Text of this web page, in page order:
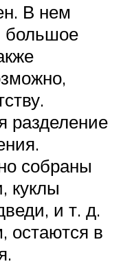
В нем
большое
разделение
собраны
куклы
и т. д.
остаются в